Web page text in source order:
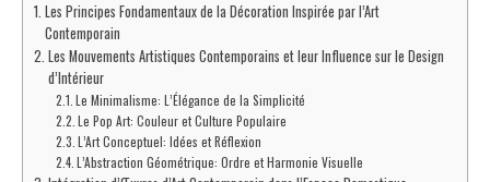
Les Principes Fondamentaux de la Décoration Inspirée par l’Art
Contemporain
Les Mouvements Artistiques Contemporains et leur Influence sur le Design
d’Intérieur
Le Minimalisme: L’Élégance de la Simplicité
Le Pop Art: Couleur et Culture Populaire
L’Art Conceptuel: Idées et Réflexion
L’Abstraction Géométrique: Ordre et Harmonie Visuelle